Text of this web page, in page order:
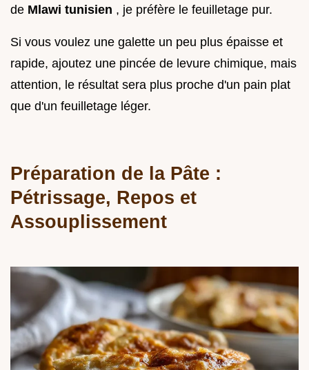
de Mlawi tunisien , je préfère le feuilletage pur.
Si vous voulez une galette un peu plus épaisse et
rapide, ajoutez une pincée de levure chimique, mais
attention, le résultat sera plus proche d'un pain plat
que d'un feuilletage léger.
Préparation de la Pâte :
Pétrissage, Repos et
Assouplissement